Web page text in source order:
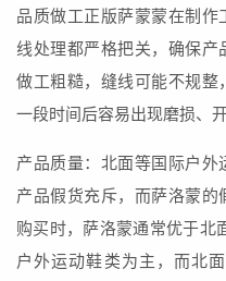
品质做工正版萨蒙蒙在制
线处理都严格把关，确保
做工粗糙，缝线可能不规整
一段时间后容易出现磨损、开
产品质量：北面等国际户
产品假货充斥，而萨洛蒙
购买时，萨洛蒙通常优于北
户外运动鞋类为主，而北